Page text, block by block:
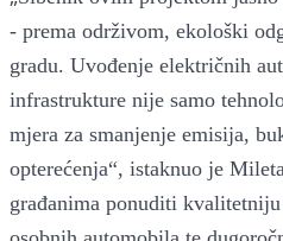
- prema održivom, ekološki
gradu. Uvođenje električnih
infrastrukture nije samo
mjera za smanjenje emisija,
opterećenja“, istaknuo je
građanima ponuditi